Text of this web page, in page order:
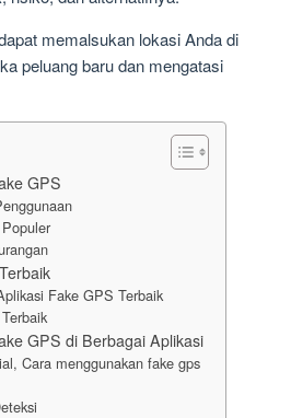
memalsukan lokasi Anda di
peluang baru dan mengatasi
GPS
Fake GPS Terbaik
GPS di Berbagai Aplikasi
Cara menggunakan fake gps